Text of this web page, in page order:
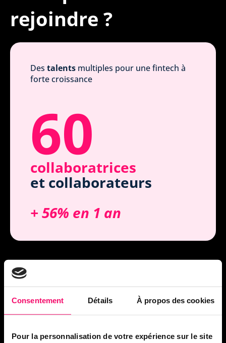
Consentement Détails À propos des cookies
Pour la personnalisation de votre expérience sur le site
rejoindre ?
Des talents multiples pour une fintech à
forte croissance
60
collaboratrices
et collaborateurs
+ 56% en 1 an
Un objectif commun de
devenir leader européen de
processus administratifs et